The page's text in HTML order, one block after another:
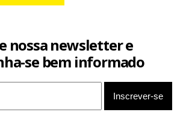
nossa newsletter e
se bem informado